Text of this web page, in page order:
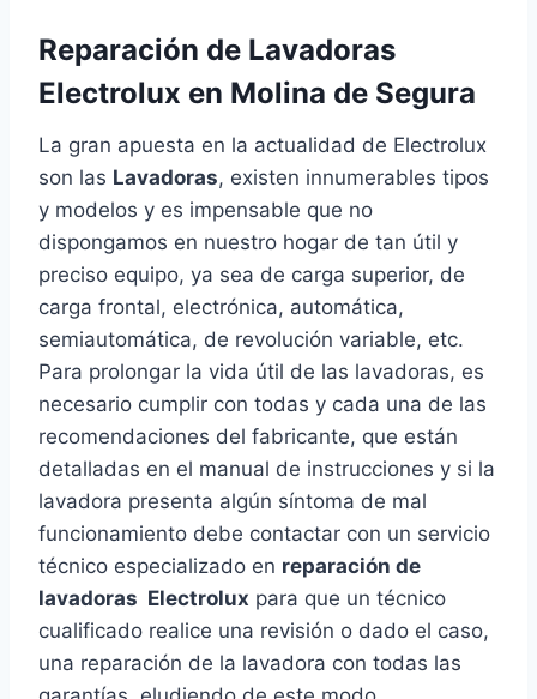
Reparación de Lavadoras
Electrolux en Molina de Segura
La gran apuesta en la actualidad de Electrolux
son las Lavadoras, existen innumerables tipos
y modelos y es impensable que no
dispongamos en nuestro hogar de tan útil y
preciso equipo, ya sea de carga superior, de
carga frontal, electrónica, automática,
semiautomática, de revolución variable, etc.
Para prolongar la vida útil de las lavadoras, es
necesario cumplir con todas y cada una de las
recomendaciones del fabricante, que están
detalladas en el manual de instrucciones y si la
lavadora presenta algún síntoma de mal
funcionamiento debe contactar con un servicio
técnico especializado en reparación de
lavadoras Electrolux para que un técnico
cualificado realice una revisión o dado el caso,
una reparación de la lavadora con todas las